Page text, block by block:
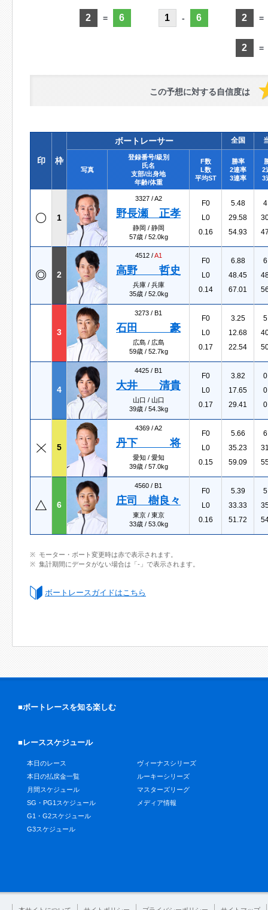
2 = 6 1 - 6 2 =
2 =
この予想に対する自信度は
印 枠
ボートレーサー 全国
写真
登録番号/級別
氏名
支部/出身地
年齢/体重
F数
L数
平均ST
勝率
2連率
3連率
2
3
1
3327 /A2
野長瀬 正孝
静岡 / 静岡
57歳 / 52.0kg
F0
L0
0.16
5.48
29.58
54.93
2
4512 /A1
高野 哲史
兵庫 / 兵庫
35歳 / 52.0kg
F0
L0
0.14
6.88
48.45
67.01
3
3273 / B1
石田 豪
広島 / 広島
59歳 / 52.7kg
F0
L0
0.17
3.25
12.68
22.54
4
4425 / B1
大井 清貴
山口 / 山口
39歳 / 54.3kg
F0
L0
0.17
3.82
17.65
29.41
5
4369 /A2
丹下 将
愛知 / 愛知
39歳 / 57.0kg
F0
L0
0.15
5.66
35.23
59.09
6
4560 / B1
庄司 樹良々
東京 / 東京
33歳 / 53.0kg
F0
L0
0.16
5.39
33.33
51.72
モーター・ボート変更時は赤で表示されます。
集計期間にデータがない場合は「-」で表示されます。
ボートレースガイドはこちら
■ボートレースを知る楽しむ
■レーススケジュール
本日のレース
本日の払戻金一覧
月間スケジュール
SG・PG1スケジュール
G1・G2スケジュール
G3スケジュール
ヴィーナスシリーズ
ルーキーシリーズ
マスターズリーグ
メディア情報